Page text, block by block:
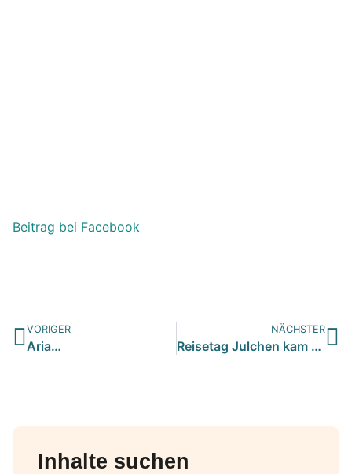
Beitrag bei Facebook
VORIGER
Aria…
NÄCHSTER
Reisetag Julchen kam zusammen mit ihrer Mama und ihrem Brud…
Inhalte suchen